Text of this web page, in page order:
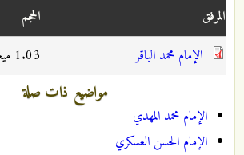
المرفق
الحجم
الإمام محمد الباقر
1.03 ميغابايت
مواضيع ذات صلة
الإمام محمد المهدي
الإمام الحسن العسكري